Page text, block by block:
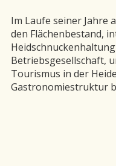
Im Laufe seiner Jahre
den Flächenbestand,
Betriebsgesellschaft,
Tourismus in der
Gastronomiestruktur